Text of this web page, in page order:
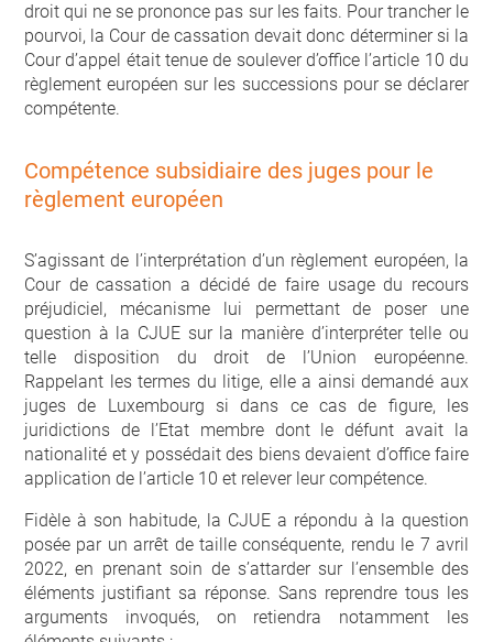
droit qui ne se prononce pas sur les faits. Pour trancher le
pourvoi, la Cour de cassation devait donc déterminer si la
Cour d’appel était tenue de soulever d’office l’article 10 du
règlement européen sur les successions pour se déclarer
compétente.
Compétence subsidiaire des juges pour le
règlement européen
S’agissant de l’interprétation d’un règlement européen, la
Cour de cassation a décidé de faire usage du recours
préjudiciel, mécanisme lui permettant de poser une
question à la CJUE sur la manière d’interpréter telle ou
telle disposition du droit de l’Union européenne.
Rappelant les termes du litige, elle a ainsi demandé aux
juges de Luxembourg si dans ce cas de figure, les
juridictions de l’Etat membre dont le défunt avait la
nationalité et y possédait des biens devaient d’office faire
application de l’article 10 et relever leur compétence.
Fidèle à son habitude, la CJUE a répondu à la question
posée par un arrêt de taille conséquente, rendu le 7 avril
2022, en prenant soin de s’attarder sur l’ensemble des
éléments justifiant sa réponse. Sans reprendre tous les
arguments invoqués, on retiendra notamment les